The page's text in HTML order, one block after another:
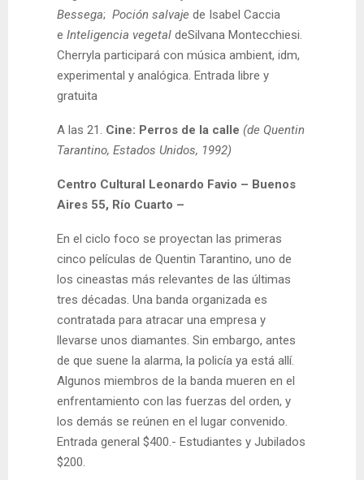
Bessega; Poción salvaje de Isabel Caccia
e Inteligencia vegetal deSilvana Montecchiesi.
Cherryla participará con música ambient, idm,
experimental y analógica. Entrada libre y
gratuita
A las 21. Cine: Perros de la calle (de Quentin
Tarantino, Estados Unidos, 1992)
Centro Cultural Leonardo Favio – Buenos
Aires 55, Río Cuarto –
En el ciclo foco se proyectan las primeras
cinco películas de Quentin Tarantino, uno de
los cineastas más relevantes de las últimas
tres décadas. Una banda organizada es
contratada para atracar una empresa y
llevarse unos diamantes. Sin embargo, antes
de que suene la alarma, la policía ya está allí.
Algunos miembros de la banda mueren en el
enfrentamiento con las fuerzas del orden, y
los demás se reúnen en el lugar convenido.
Entrada general $400.- Estudiantes y Jubilados
$200.